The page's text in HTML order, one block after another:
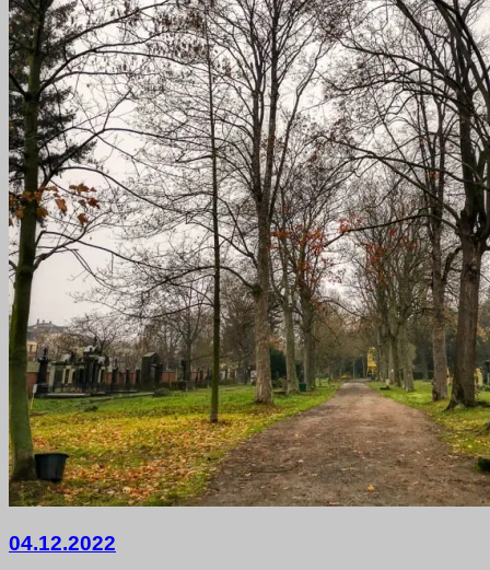
4.
04.12.2022